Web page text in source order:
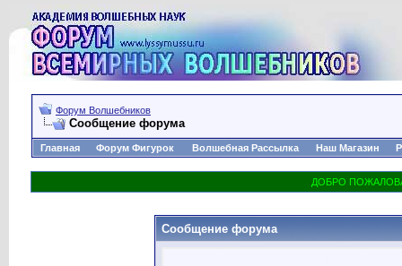
Форум Волшебников
Сообщение форума
Главная Форум Фигурок Волшебная Рассылка Наш Магазин
Сообщение форума